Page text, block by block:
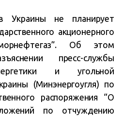
Украины не планирует
акционерного
Об этом
пресс-службы
и угольной
(Минэнергоугля) по
распоряжения “О
по отчуждению